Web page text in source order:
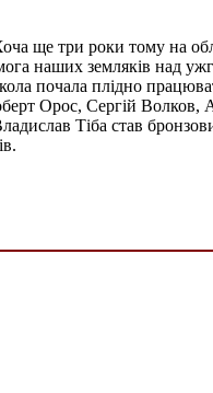
ще три роки тому
наших земляків над
почала плідно
Орос, Сергій Волков,
Тіба став